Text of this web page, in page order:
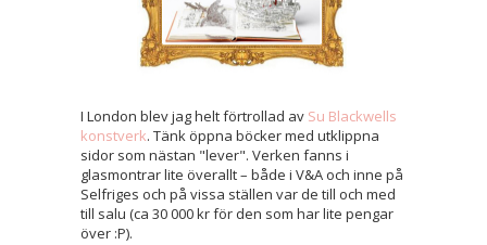
I London blev jag helt förtrollad av Su Blackwells
konstverk. Tänk öppna böcker med utklippna
sidor som nästan "lever". Verken fanns i
glasmontrar lite överallt – både i V&A och inne på
Selfriges och på vissa ställen var de till och med
till salu (ca 30 000 kr för den som har lite pengar
över :P).